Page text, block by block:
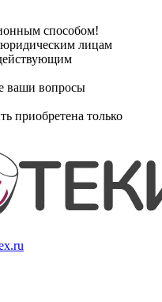
способом!
лицам
ваши вопросы
приобретена только